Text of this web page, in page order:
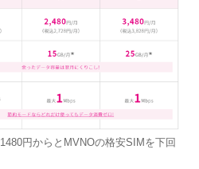
円からとMVNOの格安SIMを下回